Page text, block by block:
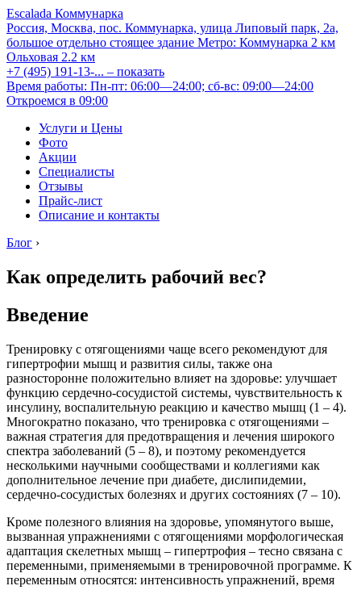
Escalada Коммунарка
Россия, Москва, пос. Коммунарка, улица Липовый парк, 2а,
большое отдельно стоящее здание Метро: Коммунарка 2 км
Ольховая 2.2 км
+7 (495) 191-13-... – показать
Время работы: Пн-пт: 06:00—24:00; сб-вс: 09:00—24:00
Откроемся в 09:00
Услуги и Цены
Фото
Акции
Специалисты
Отзывы
Прайс-лист
Описание и контакты
Блог ›
Как определить рабочий вес?
Введение
Тренировку с отягощениями чаще всего рекомендуют для
гипертрофии мышц и развития силы, также она
разносторонне положительно влияет на здоровье: улучшает
функцию сердечно-сосудистой системы, чувствительность к
инсулину, воспалительную реакцию и качество мышц (1 – 4).
Многократно показано, что тренировка с отягощениями –
важная стратегия для предотвращения и лечения широкого
спектра заболеваний (5 – 8), и поэтому рекомендуется
несколькими научными сообществами и коллегиями как
дополнительное лечение при диабете, дислипидемии,
сердечно-сосудистых болезнях и других состояниях (7 – 10).
Кроме полезного влияния на здоровье, упомянутого выше,
вызванная упражнениями с отягощениями морфологическая
адаптация скелетных мышц – гипертрофия – тесно связана с
переменными, применяемыми в тренировочной программе. К
переменным относятся: интенсивность упражнений, время